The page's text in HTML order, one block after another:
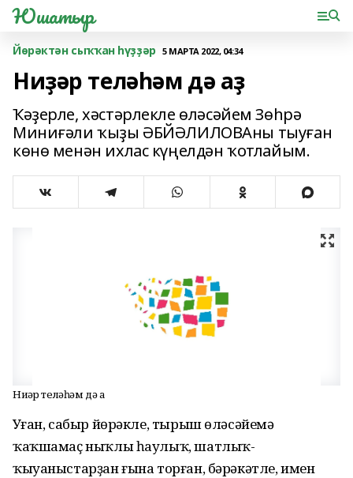
Юшатыр
Йөрәктән сыҡҡан һүҙҙәр 5 МАРТА 2022, 04:34
Ниҙәр теләһәм дә аҙ
Ҡәҙерле, хәстәрлекле өләсәйем Зөһрә
Миниғәли ҡыҙы ӘБЙӘЛИЛОВАны тыуған
көнө менән ихлас күңелдән ҡотлайым.
Ниҙәр теләһәм дә аҙ
Уңған, сабыр йөрәкле, тырыш өләсәйемә
ҡаҡшамаҫ ныҡлы һаулыҡ, шатлыҡ-
ҡыуаныстарҙан ғына торған, бәрәкәтле, имен